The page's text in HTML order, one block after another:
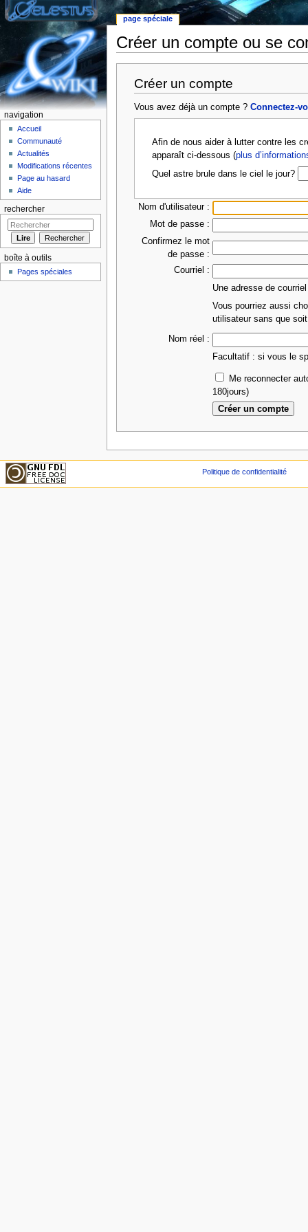
Créer un compte ou se
Créer un compte
Vous avez déjà un compte ?Connectez-
Afin de nous aider à lutter contre les
apparaît ci-dessous (plus
Quel astre brule dans le ciel le jour?
Nom d'utilisateur :
Mot de passe :
Confirmez le mot
de passe :
Courriel :
Une adresse de
Vous pourriez aussi
utilisateur sans que
Nom réel :
Facultatif : si vous le
Me reconnecter
180jours)
page spéciale
navigation
Accueil
Communauté
Actualités
Modifications récentes
Page au hasard
Aide
rechercher
boîte à outils
Pages spéciales
Politique de confidentialité